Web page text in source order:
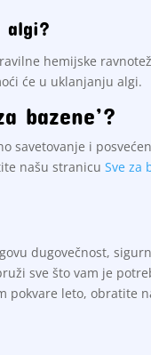
algi?
hemijske
će u uklanjanju algi.
bazene’?
savetovanje i
našu stranicuSve za
dugovečnost,
sve što vam je
pokvare leto, obratite